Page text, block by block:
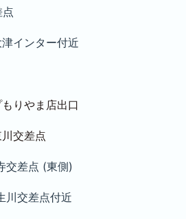
インター付近
りやま店出口
交差点
交差点 (東側)
川交差点付近